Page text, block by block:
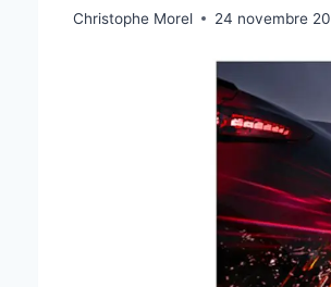
Christophe Morel 24 novembre